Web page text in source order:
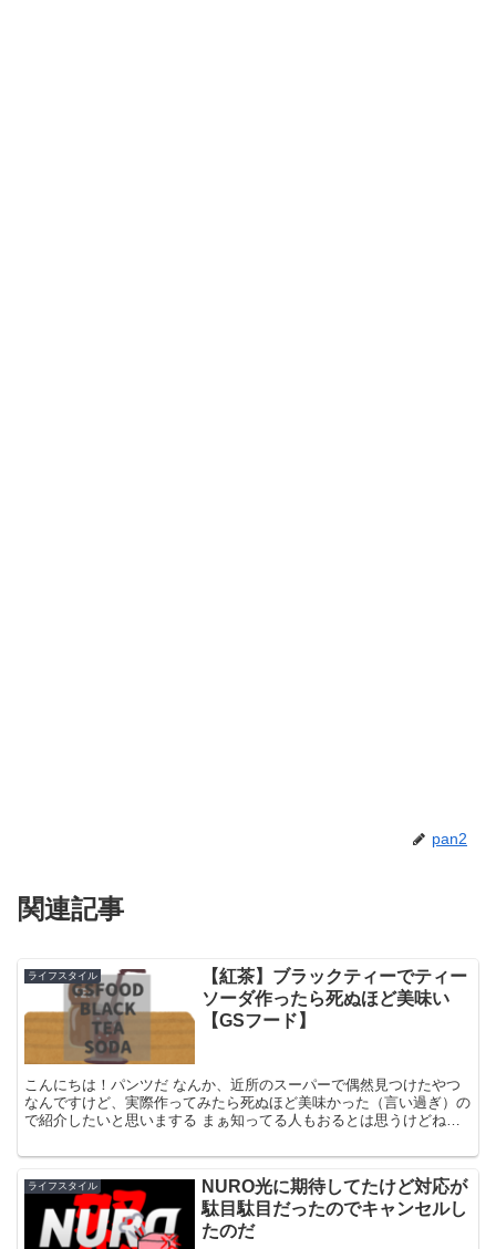
pan2
関連記事
ライフスタイル
【紅茶】ブラックティーでティー
ソーダ作ったら死ぬほど美味い
【GSフード】
こんにちは！パンツだ なんか、近所のスーパーで偶然見つけたやつ
なんですけど、実際作ってみたら死ぬほど美味かった（言い過ぎ）の
で紹介したいと思いまする まぁ知ってる人もおるとは思うけどね！
ライフスタイル
NURO光に期待してたけど対応が
駄目駄目だったのでキャンセルし
たのだ